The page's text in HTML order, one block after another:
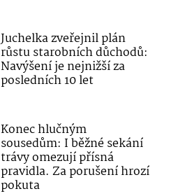
Juchelka zveřejnil plán
růstu starobních důchodů:
Navýšení je nejnižší za
posledních 10 let
Konec hlučným
sousedům: I běžné sekání
trávy omezují přísná
pravidla. Za porušení hrozí
pokuta